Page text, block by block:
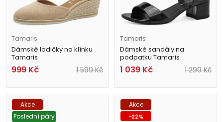
Tamaris
Dámské lodičky na klínku
Tamaris
1-22319-44 435 béžové
999 Kč 1 599Kč
Tamaris
Dámské sandály na
podpatku Tamaris
1-28249-42 018 černé
1 039 Kč 1 299Kč
Akce
Poslední páry
Akce
-22%